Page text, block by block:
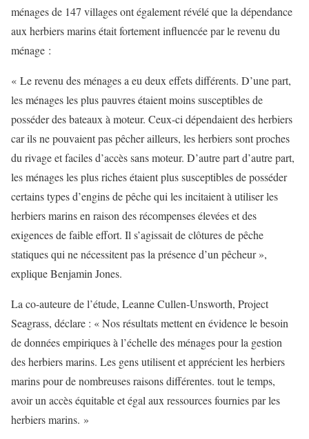
ménages de 147 villages ont également révélé que la dépendance
aux herbiers marins était fortement influencée par le revenu du
ménage :
« Le revenu des ménages a eu deux effets différents. D’une part,
les ménages les plus pauvres étaient moins susceptibles de
posséder des bateaux à moteur. Ceux-ci dépendaient des herbiers
car ils ne pouvaient pas pêcher ailleurs, les herbiers sont proches
du rivage et faciles d’accès sans moteur. D’autre part d’autre part,
les ménages les plus riches étaient plus susceptibles de posséder
certains types d’engins de pêche qui les incitaient à utiliser les
herbiers marins en raison des récompenses élevées et des
exigences de faible effort. Il s’agissait de clôtures de pêche
statiques qui ne nécessitent pas la présence d’un pêcheur »,
explique Benjamin Jones.
La co-auteure de l’étude, Leanne Cullen-Unsworth, Project
Seagrass, déclare : « Nos résultats mettent en évidence le besoin
de données empiriques à l’échelle des ménages pour la gestion
des herbiers marins. Les gens utilisent et apprécient les herbiers
marins pour de nombreuses raisons différentes. tout le temps,
avoir un accès équitable et égal aux ressources fournies par les
herbiers marins. »